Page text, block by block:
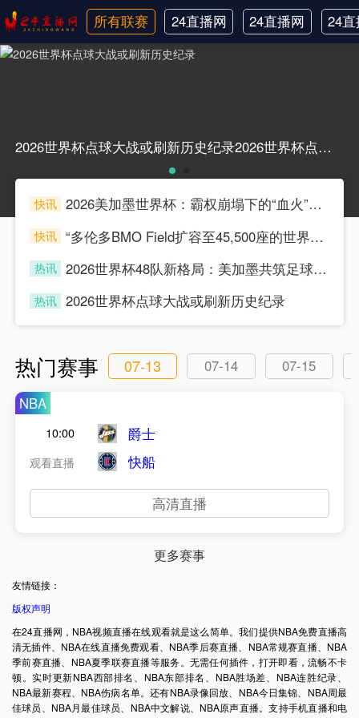
所有联赛
24直播网
日职联
24直播网
中甲
24
韩
2026世界杯点球大战或刷新历史纪录2026世界杯点球大战或刷新历史纪录
快讯
2026美加墨世界杯：霸权崩塌下的“血火”狂欢
快讯
“多伦多BMO Field扩容至45,500座的世界杯声场适配性仿真分析（2026）”
热讯
2026世界杯48队新格局：美加墨共筑足球盛宴，北美势力版图全面重构
热讯 2026世界杯点球大战或刷新历史纪录
热门赛事 07-13 07-14
07-15
NBA
10:00
观看直播
爵士
快船
高清直播
更多赛事
友情链接：
版权声明
在24直播网，NBA视频直播在线观看就是这么简单。我们提供NBA免费直播高
清无插件、NBA在线直播免费观看、NBA季后赛直播、NBA常规赛直播、NBA
季前赛直播、NBA夏季联赛直播等服务。无需任何插件，打开即看，流畅不卡
顿。实时更新NBA西部排名、NBA东部排名、NBA胜场差、NBA连胜纪录、
NBA最新赛程、NBA伤病名单。还有NBA录像回放、NBA今日集锦、NBA周最
佳球员、NBA月最佳球员、NBA中文解说、NBA原声直播。支持手机直播和电